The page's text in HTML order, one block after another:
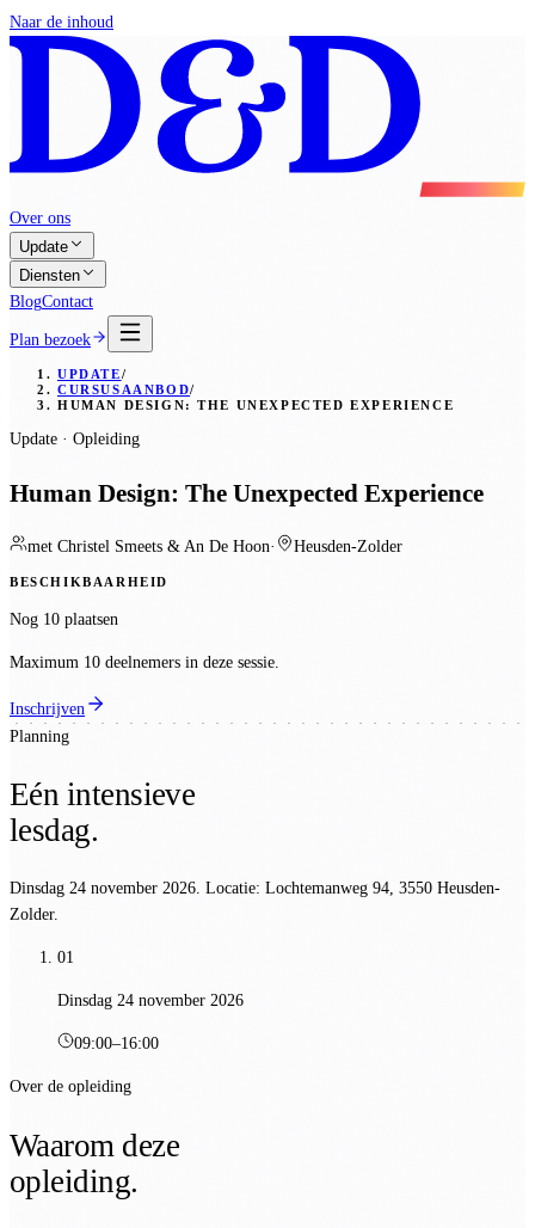
Naar de inhoud
Over ons
Update
Diensten
BlogContact
Plan bezoek
UPDATE/
CURSUSAANBOD/
HUMAN DESIGN: THE UNEXPECTED EXPERIENCE
Update · Opleiding
Human Design: The Unexpected Experience
met Christel Smeets & An De Hoon· Heusden-Zolder
BESCHIKBAARHEID
Nog 10 plaatsen
Maximum 10 deelnemers in deze sessie.
Inschrijven
Planning
Eén intensieve
lesdag.
Dinsdag 24 november 2026. Locatie: Lochtemanweg 94, 3550 Heusden-
Zolder.
01
Dinsdag 24 november 2026
09:00–16:00
Over de opleiding
Waarom deze
opleiding.